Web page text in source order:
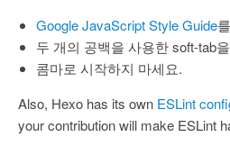
Google JavaScript Style Guide
두 개의 공백을 사용한 soft-tab
콤마로 시작하지 마세요.
Also, Hexo has its own ESLint
your contribution will make ESLint